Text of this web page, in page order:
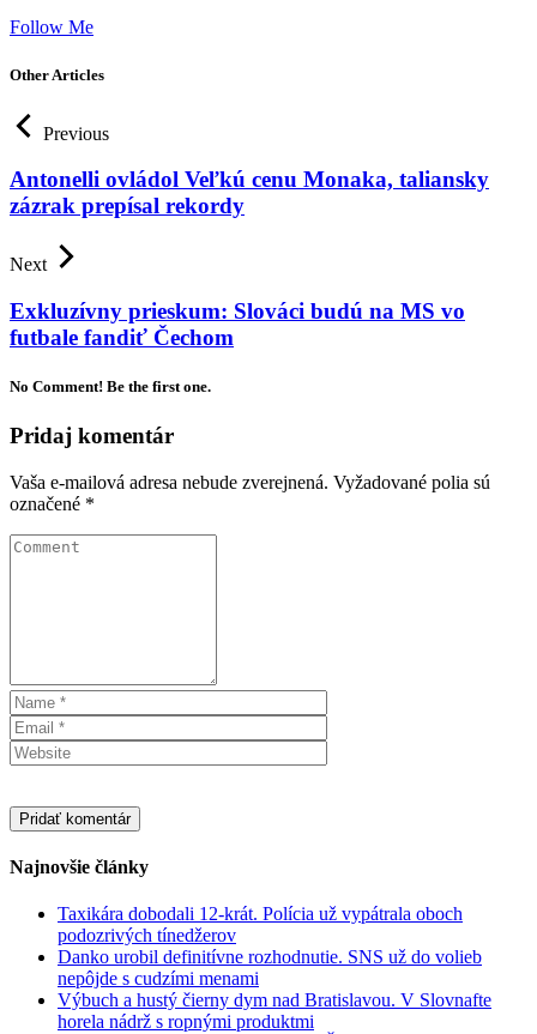
Follow Me
Other Articles
Previous
Antonelli ovládol Veľkú cenu Monaka, taliansky
zázrak prepísal rekordy
Next
Exkluzívny prieskum: Slováci budú na MS vo
futbale fandiť Čechom
No Comment! Be the first one.
Pridaj komentár
Vaša e-mailová adresa nebude zverejnená. Vyžadované polia sú
označené *
Najnovšie články
Taxikára dobodali 12-krát. Polícia už vypátrala oboch
podozrivých tínedžerov
Danko urobil definitívne rozhodnutie. SNS už do volieb
nepôjde s cudzími menami
Výbuch a hustý čierny dym nad Bratislavou. V Slovnafte
horela nádrž s ropnými produktmi